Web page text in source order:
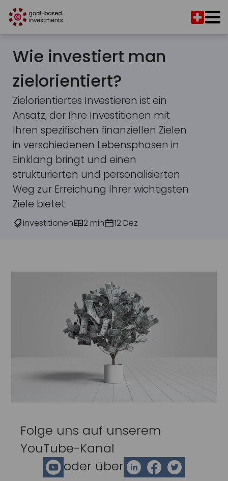
Wie investiert man
zielorientiert?
Zielorientiertes Investieren ist ein
Ansatz, der Ihre Investitionen mit
Ihren spezifischen finanziellen Zielen
in verschiedenen Lebensphasen in
Einklang bringt und einen
strukturierten und personalisierten
Weg zur Erreichung Ihrer wichtigsten
Ziele bietet.
investitionen 2 min 12 Dez
Folge uns auf unserem
YouTube-Kanal
oder über